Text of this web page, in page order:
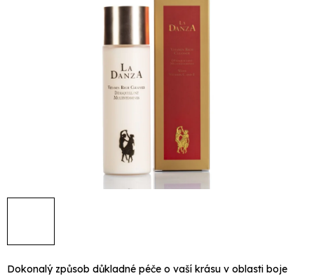
Dokonalý způsob důkladné péče o vaší krásu v oblasti boje